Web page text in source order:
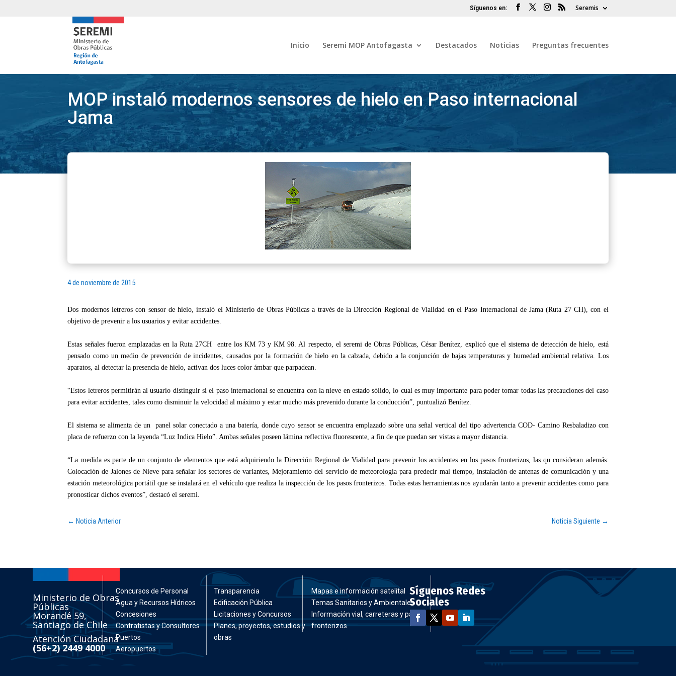
Seremis
Inicio Seremi MOP Antofagasta Destacados Noticias Preguntas frecuentes
MOP instaló modernos sensores de hielo en Paso internacional
Jama
4 de noviembre de 2015
Dos modernos letreros con sensor de hielo, instaló el Ministerio de Obras Públicas a través de la Dirección Regional de Vialidad en el Paso Internacional de Jama (Ruta 27 CH), con el
objetivo de prevenir a los usuarios y evitar accidentes.
Estas señales fueron emplazadas en la Ruta 27CH entre los KM 73 y KM 98. Al respecto, el seremi de Obras Públicas, César Benítez, explicó que el sistema de detección de hielo, está
pensado como un medio de prevención de incidentes, causados por la formación de hielo en la calzada, debido a la conjunción de bajas temperaturas y humedad ambiental relativa. Los
aparatos, al detectar la presencia de hielo, activan dos luces color ámbar que parpadean.
“Estos letreros permitirán al usuario distinguir si el paso internacional se encuentra con la nieve en estado sólido, lo cual es muy importante para poder tomar todas las precauciones del caso
para evitar accidentes, tales como disminuir la velocidad al máximo y estar mucho más prevenido durante la conducción”, puntualizó Benítez.
El sistema se alimenta de un panel solar conectado a una batería, donde cuyo sensor se encuentra emplazado sobre una señal vertical del tipo advertencia COD- Camino Resbaladizo con
placa de refuerzo con la leyenda “Luz Indica Hielo”. Ambas señales poseen lámina reflectiva fluorescente, a fin de que puedan ser vistas a mayor distancia.
“La medida es parte de un conjunto de elementos que está adquiriendo la Dirección Regional de Vialidad para prevenir los accidentes en los pasos fronterizos, las qu consideran además:
Colocación de Jalones de Nieve para señalar los sectores de variantes, Mejoramiento del servicio de meteorología para predecir mal tiempo, instalación de antenas de comunicación y una
estación meteorológica portátil que se instalará en el vehículo que realiza la inspección de los pasos fronterizos. Todas estas herramientas nos ayudarán tanto a prevenir accidentes como para
pronosticar dichos eventos”, destacó el seremi.
← Noticia Anterior Noticia Siguiente →
Ministerio de Obras
Públicas
Morandé 59,
Santiago de Chile
Atención Ciudadana
(56+2) 2449 4000
Concursos de Personal
Agua y Recursos Hídricos
Concesiones
Contratistas y Consultores
Puertos
Aeropuertos
Transparencia
Edificación Pública
Licitaciones y Concursos
Planes, proyectos, estudios y
obras
Mapas e información satelital
Temas Sanitarios y Ambientales
Información vial, carreteras y pasos
fronterizos
Síguenos Redes
Sociales